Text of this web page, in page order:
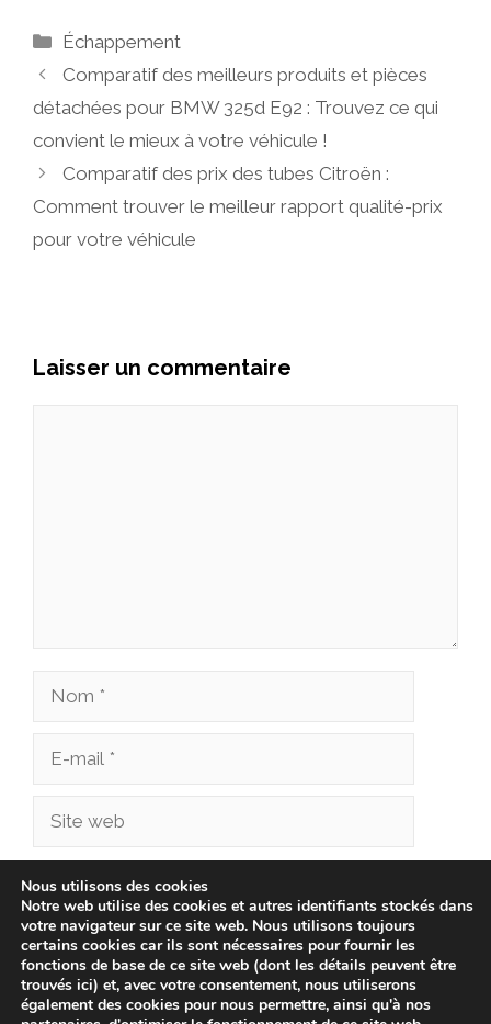
Catégories
Échappement
Comparatif des meilleurs produits et pièces
détachées pour BMW 325d E92 : Trouvez ce qui
convient le mieux à votre véhicule !
Comparatif des prix des tubes Citroën :
Comment trouver le meilleur rapport qualité-prix
pour votre véhicule
Laisser un commentaire
Nom
Site
Enregistrer mon nom, mon e-mail et mon site
dans le navigateur pour mon prochain
commentaire.
Nous utilisons des cookies
Notre web utilise des cookies et autres identifiants stockés dans
votre navigateur sur ce site web. Nous utilisons toujours
certains cookies car ils sont nécessaires pour fournir les
fonctions de base de ce site web (dont les détails peuvent être
trouvés ici) et, avec votre consentement, nous utiliserons
également des cookies pour nous permettre, ainsi qu'à nos